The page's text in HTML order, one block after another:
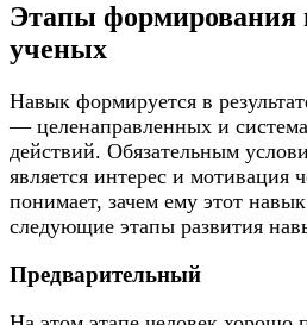
Этапы
ученых
Навык формируется в
— целенаправленных и
действий. Обязательным
является интерес и мотивация
понимает, зачем ему этот
следующие этапы развития
Предварительный